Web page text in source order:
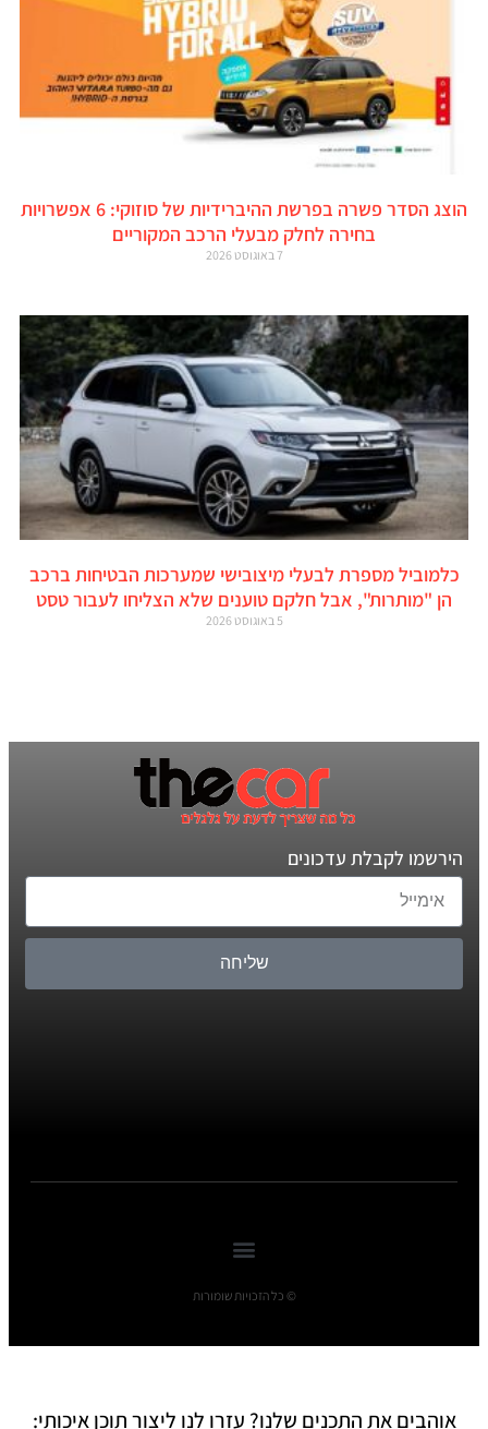
הוצג הסדר פשרה בפרשת ההיברידיות של סוזוקי: 6 אפשרויות
בחירה לחלק מבעלי הרכב המקוריים
7 באוגוסט 2026
כלמוביל מספרת לבעלי מיצובישי שמערכות הבטיחות ברכב
הן "מותרות", אבל חלקם טוענים שלא הצליחו לעבור טסט
5 באוגוסט 2026
הירשמו לקבלת עדכונים
שליחה
© כל הזכויות שומורות
אוהבים את התכנים שלנו? עזרו לנו ליצור תוכן איכותי: